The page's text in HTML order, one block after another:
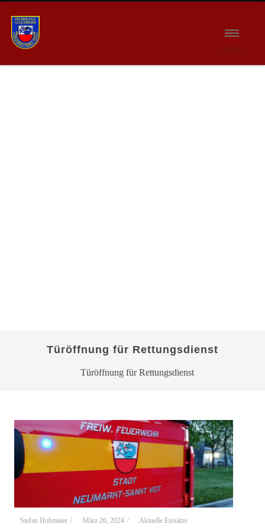
Türöffnung für Rettungsdienst
Türöffnung für Rettungsdienst
Stefan Hobmaier / März 26, 2024 / Aktuelle Einsätze